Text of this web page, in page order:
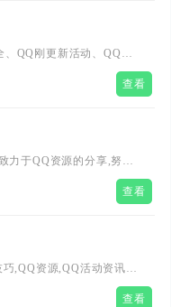
QQ刚更新活动、QQ图
资讯；致力于建设成为所
查看
力于QQ资源的分享,努力
乐园,教程网,QQ资源网,
件,还有电脑技巧以及其查看
,QQ资源,QQ活动资讯,
视频等各种资源下载！
查看